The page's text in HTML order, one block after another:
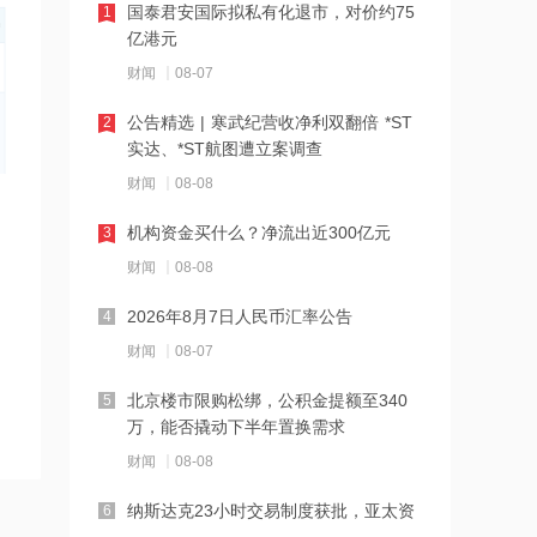
11:20
胖东来生活广场店将关闭
11:08
美国国防部被曝要求军工企业“大幅加
11:05
“白海豚”逼近 福建将防台风应急响应提
升至二级
河南发布农田渍涝灾害风险预警
国泰君安国际拟私有化退市，对价约75
亿港元
财闻 08-07
1
公告精选 | 寒武纪营收净利双翻倍 *ST
实达、*ST航图遭立案调查
财闻 08-08
2
机构资金买什么？净流出近300亿元
财闻 08-08
3
2026年8月7日人民币汇率公告
财闻 08-07
4
北京楼市限购松绑，公积金提额至340
万，能否撬动下半年置换需求
财闻 08-08
5
纳斯达克23小时交易制度获批，亚太资
6